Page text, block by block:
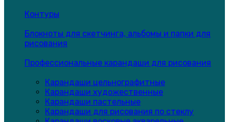
Контуры
Блокноты для скетчинга, альбомы и папки для
рисования
Профессиональные карандаши для рисования
Карандаши цельнографитные
Карандаши художественные
Карандаши пастельные
Карандаши для рисования по стеклу